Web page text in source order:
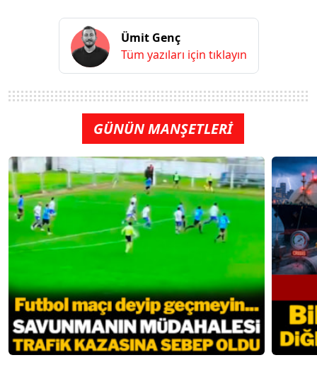
Ümit Genç
Tüm yazıları için tıklayın
GÜNÜN MANŞETLERİ